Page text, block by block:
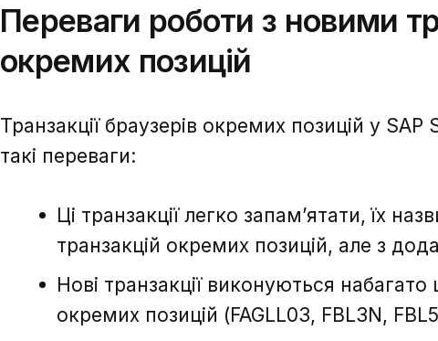
Переваги роботи з новими
окремих позицій
Транзакції браузерів окремих позицій у
такі переваги:
Ці транзакції легко запам’ятати, їх
транзакцій окремих позицій, але з
Нові транзакції виконуються
окремих позицій (FAGLL03, FBL3N,